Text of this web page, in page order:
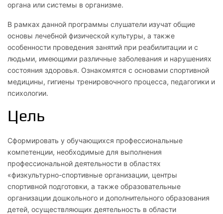
органа или системы в организме.
В рамках данной программы слушатели изучат общие
основы лечебной физической культуры, а также
особенности проведения занятий при реабилитации и с
людьми, имеющими различные заболевания и нарушениях
состояния здоровья. Ознакомятся с основами спортивной
медицины, гигиены тренировочного процесса, педагогики и
психологии.
Цель
Сформировать у обучающихся профессиональные
компетенции, необходимые для выполнения
профессиональной деятельности в областях
«физкультурно-спортивные организации, центры
спортивной подготовки, а также образовательные
организации дошкольного и дополнительного образования
детей, осуществляющих деятельность в области